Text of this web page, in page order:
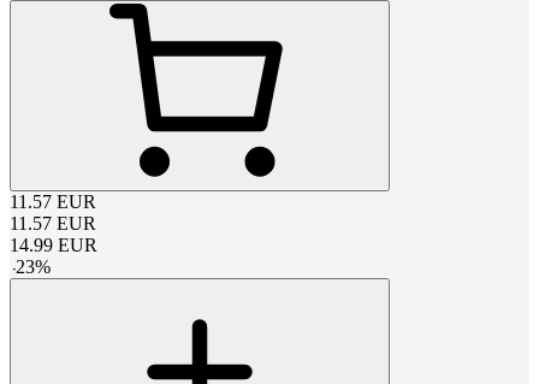
11.57 EUR
11.57 EUR
14.99 EUR
-23%